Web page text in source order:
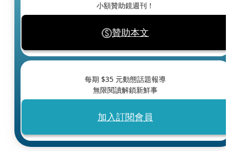
小額贊助鏡週刊！
贊助本文
每期 $35 元動態話題報導
無限閱讀解鎖新鮮事
加入訂閱會員